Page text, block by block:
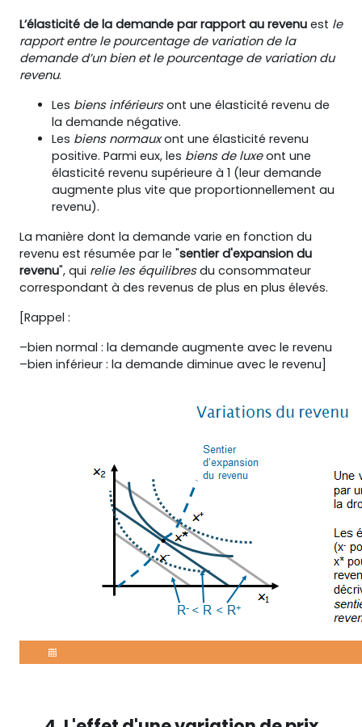
L’élasticité de la demande par rapport au revenu est le
rapport entre le pourcentage de variation de la
demande d’un bien et le pourcentage de variation du
revenu.
Les biens inférieursont une élasticité revenu de
la demande négative.
Les biens normauxont une élasticité revenu
positive. Parmi eux, les biens de luxeont une
élasticité revenu supérieure à 1 (leur demande
augmente plus vite que proportionnellement au
revenu).
La manière dont la demande varie en fonction du
revenu est résumée par le "sentier d'expansion du
revenu", qui relie les équilibresdu consommateur
correspondant à des revenus de plus en plus élevés.
[Rappel :
–bien normal : la demande augmente avec le revenu
–bien inférieur : la demande diminue avec le revenu]